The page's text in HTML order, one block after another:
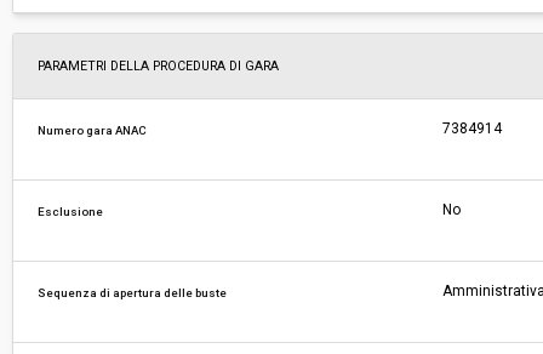
PARAMETRI DELLA PROCEDURA DI GARA
Numero gara ANAC 7384914
Esclusione No
Sequenza di apertura delle buste